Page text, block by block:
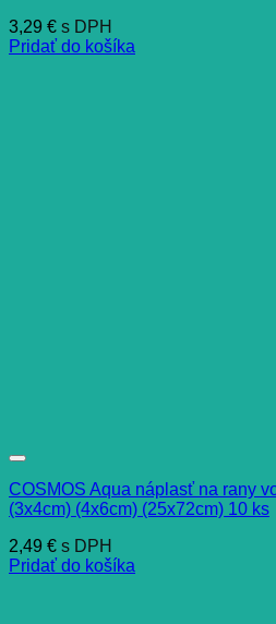
3,29 € s DPH
Pridať do košíka
COSMOS Aqua náplasť na rany
(3x4cm) (4x6cm) (25x72cm) 10 ks
2,49 € s DPH
Pridať do košíka